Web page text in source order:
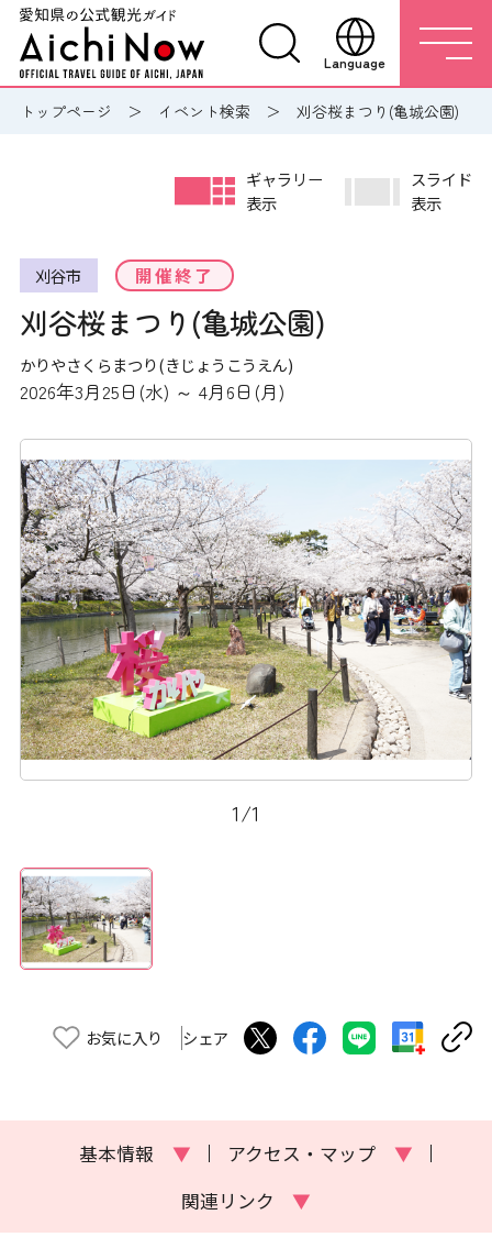
Language
トップページ イベント検索 刈谷桜まつり(亀城公園)
刈谷市 開催終了
刈谷桜まつり(亀城公園)
かりやさくらまつり(きじょうこうえん)
2026年3月25日(水) ～ 4月6日(月)
ギャラリー
表示
スライド
表示
1/1
お気に入り シェア
基本情報 ▼ アクセス・マップ
▼
関連リンク
▼